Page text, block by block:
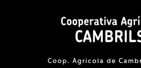
Coop. Agrícola de